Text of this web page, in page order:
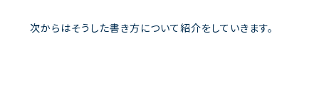
次からはそうした書き方について紹介をしていきます。